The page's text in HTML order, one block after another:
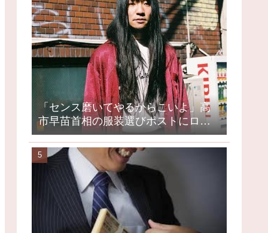
「センス磨いてやるからこいよ」高
市早苗首相の服装選びポストにロッ
クミュージシャンが激怒、ネット大
荒れ